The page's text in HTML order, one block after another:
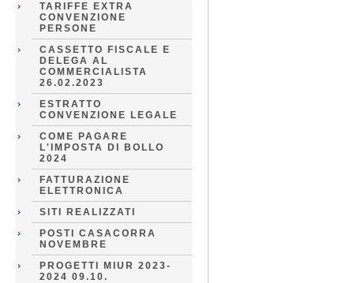
TARIFFE EXTRA
CONVENZIONE
PERSONE
CASSETTO FISCALE E
DELEGA AL
COMMERCIALISTA
26.02.2023
ESTRATTO
CONVENZIONE LEGALE
COME PAGARE
L'IMPOSTA DI BOLLO
2024
FATTURAZIONE
ELETTRONICA
SITI REALIZZATI
POSTI CASACORRA
NOVEMBRE
PROGETTI MIUR 2023-
2024 09.10.